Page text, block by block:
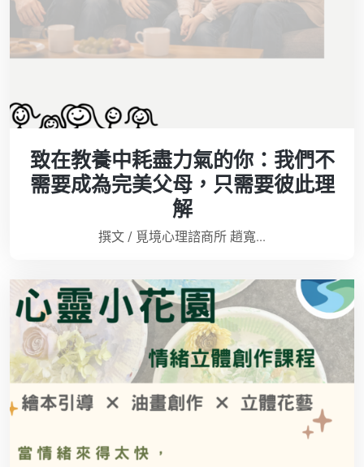
致在教養中耗盡力氣的你：我們不
需要成為完美父母，只需要彼此理
解
撰文 / 覓境心理諮商所 趙寬...